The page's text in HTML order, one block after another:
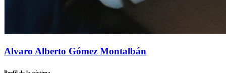
Alvaro Alberto Gómez Montalbán